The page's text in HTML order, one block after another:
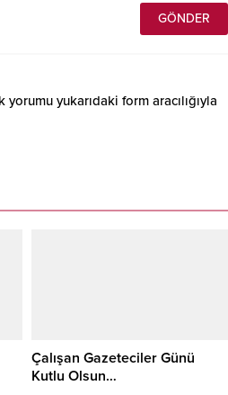
yorumu yukarıdaki form aracılığıyla
Çalışan Gazeteciler Günü
Kutlu Olsun…